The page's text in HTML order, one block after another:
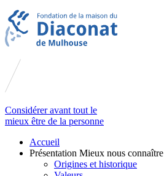
Considérer avant tout le
mieux être de la personne
Accueil
Présentation Mieux nous connaître
Origines et historique